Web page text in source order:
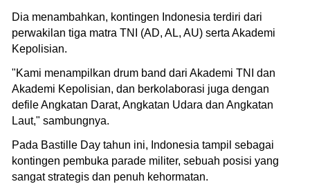
Dia menambahkan, kontingen Indonesia terdiri dari
perwakilan tiga matra TNI (AD, AL, AU) serta Akademi
Kepolisian.
"Kami menampilkan drum band dari Akademi TNI dan
Akademi Kepolisian, dan berkolaborasi juga dengan
defile Angkatan Darat, Angkatan Udara dan Angkatan
Laut," sambungnya.
Pada Bastille Day tahun ini, Indonesia tampil sebagai
kontingen pembuka parade militer, sebuah posisi yang
sangat strategis dan penuh kehormatan.